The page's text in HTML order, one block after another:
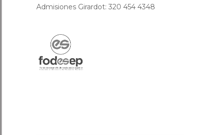
Admisiones Girardot: 320 454 4348